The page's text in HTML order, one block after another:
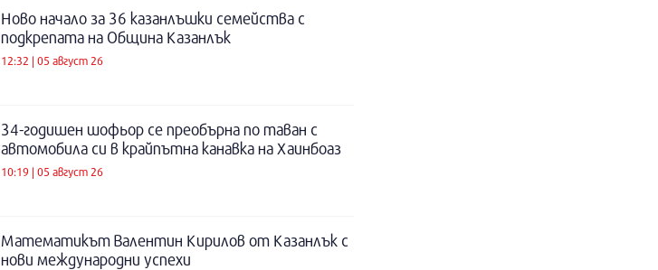
Ново начало за 36 казанлъшки семейства с
подкрепата на Община Казанлък
12:32 | 05 август 26
34-годишен шофьор се преобърна по таван с
автомобила си в крайпътна канавка на Хаинбоаз
10:19 | 05 август 26
Математикът Валентин Кирилов от Казанлък с
нови международни успехи